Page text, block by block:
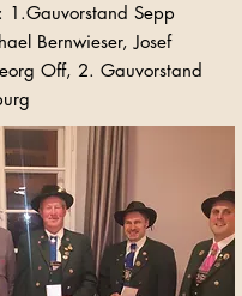
1.Gauvorstand Sepp
Bernwieser, Josef
Off, 2. Gauvorstand